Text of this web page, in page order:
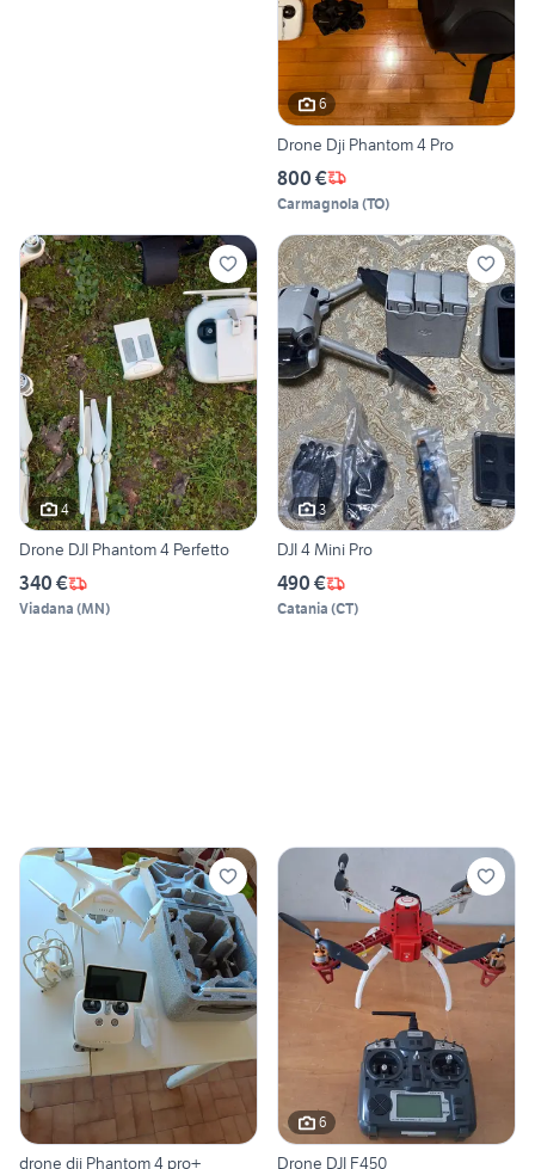
6
Drone Dji Phantom 4 Pro
800 €
Carmagnola (TO)
4
Drone DJI Phantom 4 Perfetto
340 €
Viadana (MN)
3
DJI 4 Mini Pro
490 €
Catania (CT)
drone dji Phantom 4 pro+
6
Drone DJI F450